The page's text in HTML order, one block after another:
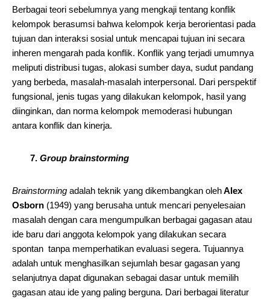
Berbagai teori sebelumnya yang mengkaji tentang konflik
kelompok berasumsi bahwa kelompok kerja berorientasi pada
tujuan dan interaksi sosial untuk mencapai tujuan ini secara
inheren mengarah pada konflik. Konflik yang terjadi umumnya
meliputi distribusi tugas, alokasi sumber daya, sudut pandang
yang berbeda, masalah-masalah interpersonal. Dari perspektif
fungsional, jenis tugas yang dilakukan kelompok, hasil yang
diinginkan, dan norma kelompok memoderasi hubungan
antara konflik dan kinerja.
7. Group brainstorming
Brainstorming adalah teknik yang dikembangkan olehAlex
Osborn (1949) yang berusaha untuk mencari penyelesaian
masalah dengan cara mengumpulkan berbagai gagasan atau
ide baru dari anggota kelompok yang dilakukan secara
spontan tanpa memperhatikan evaluasi segera. Tujuannya
adalah untuk menghasilkan sejumlah besar gagasan yang
selanjutnya dapat digunakan sebagai dasar untuk memilih
gagasan atau ide yang paling berguna. Dari berbagai literatur